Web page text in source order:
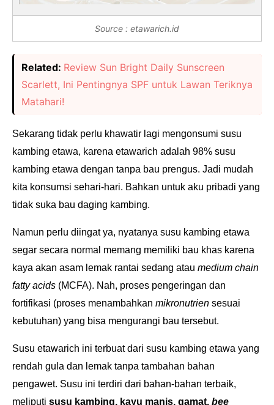
Source : etawarich.id
Related: Review Sun Bright Daily Sunscreen
Scarlett, Ini Pentingnya SPF untuk Lawan Teriknya
Matahari!
Sekarang tidak perlu khawatir lagi mengonsumi susu
kambing etawa, karena etawarich adalah 98% susu
kambing etawa dengan tanpa bau prengus. Jadi mudah
kita konsumsi sehari-hari. Bahkan untuk aku pribadi yang
tidak suka bau daging kambing.
Namun perlu diingat ya, nyatanya susu kambing etawa
segar secara normal memang memiliki bau khas karena
kaya akan asam lemak rantai sedang atau medium chain
fatty acids (MCFA). Nah, proses pengeringan dan
fortifikasi (proses menambahkan mikronutrien sesuai
kebutuhan) yang bisa mengurangi bau tersebut.
Susu etawarich ini terbuat dari susu kambing etawa yang
rendah gula dan lemak tanpa tambahan bahan
pengawet. Susu ini terdiri dari bahan-bahan terbaik,
meliputi susu kambing, kayu manis, gamat, bee